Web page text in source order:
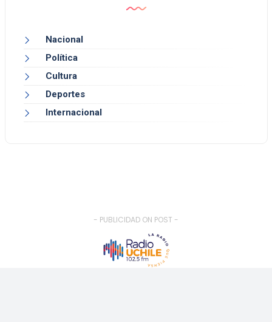
Nacional
Política
Cultura
Deportes
Internacional
- PUBLICIDAD ON POST -